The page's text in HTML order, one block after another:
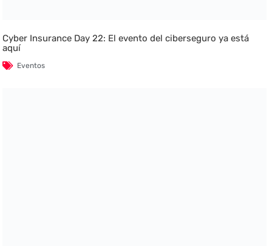
Cyber Insurance Day 22: El evento del ciberseguro ya está
aquí
Eventos